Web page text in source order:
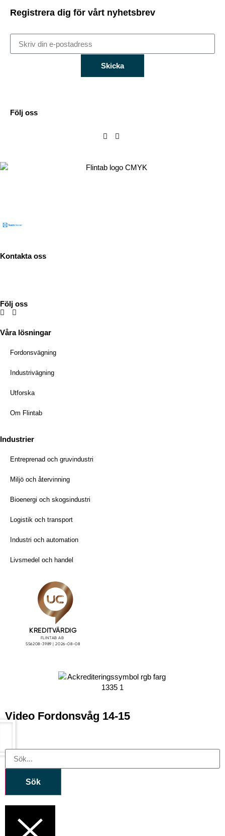
Registrera dig för vårt nyhetsbrev
Skicka
Följ oss
Kontakta oss
Följ oss
Våra lösningar
Fordonsvägning
Industrivägning
Utforska
Om Flintab
Industrier
Entreprenad och gruvindustri
Miljö och återvinning
Bioenergi och skogsindustri
Logistik och transport
Industri och automation
Livsmedel och handel
Video Fordonsvåg 14-15
Sök